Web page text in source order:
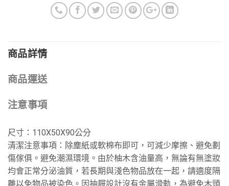
商品詳情
商品運送
注意事項
尺寸：110X50X90公分
清潔注意事項：除塵紙或軟棉布即可，可減少摩擦、避免劃
傷傢俱。避免潮濕環境。由於柚木含油量高，無論有無塗妝
均會正常分泌油質，若長期與淺色物品放在一起，請適度隔
離以免物品被染色。因抽屜設計沒有金屬滑軌，為避免木頭